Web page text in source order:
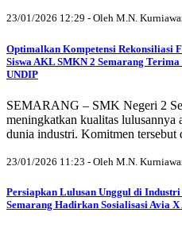
23/01/2026 12:29 - Oleh M.N.
Optimalkan Kompetensi Rekonsiliasi
Siswa AKL SMKN 2 Semarang
UNDIP
SEMARANG – SMK Negeri 2
meningkatkan kualitas lulusannya
dunia industri. Komitmen
23/01/2026 11:23 - Oleh M.N.
Persiapkan Lulusan Unggul di
Semarang Hadirkan Sosialisasi Avia X